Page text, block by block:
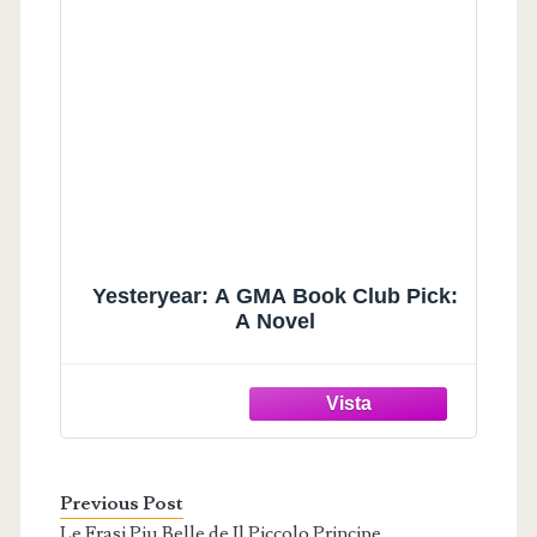
Yesteryear: A GMA Book Club Pick:
A Novel
Previous Post